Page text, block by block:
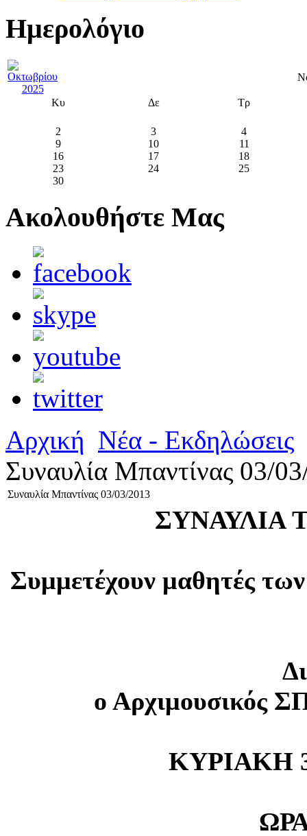
Ημερολόγιο
Κυ Δε Τρ
2 3
4
9
10
11
16
17
18
23
24
25
30
Ακολουθήστε Μας
Αρχική Νέα - Εκδηλώσεις
Συναυλία Μπαντίνας 03/
Συναυλία Μπαντίνας 03/03/2013
ΣΥΝΑΥΛΙΑ
Συμμετέχουν μαθητές
ο
ΚΥΡΙΑΚΗ